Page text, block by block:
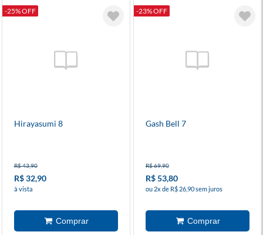
-25% OFF
Hirayasumi 8
R$ 43,90
R$ 32,90
à vista
-23% OFF
Gash Bell 7
R$ 69,90
R$ 53,80
ou 2x de R$ 26,90 sem juros